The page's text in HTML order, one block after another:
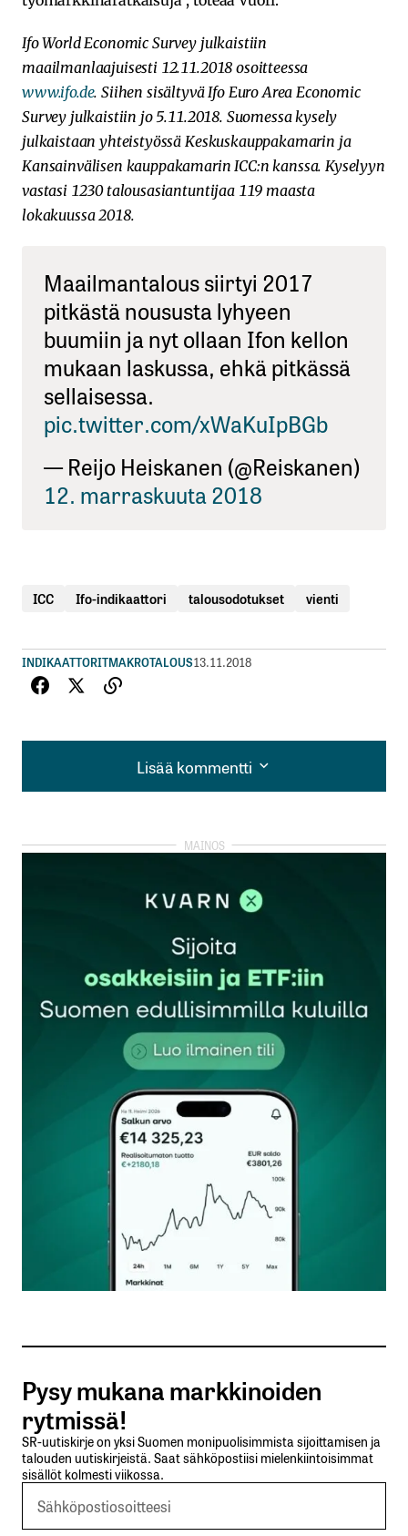
Ifo World Economic Survey julkaistiin
maailmanlaajuisesti 12.11.2018 osoitteessa
www.ifo.de. Siihen sisältyvä Ifo Euro Area Economic
Survey julkaistiin jo 5.11.2018. Suomessa kysely
julkaistaan yhteistyössä Keskuskauppakamarin ja
Kansainvälisen kauppakamarin ICC:n kanssa. Kyselyyn
vastasi 1230 talousasiantuntijaa 119 maasta
lokakuussa 2018.
Maailmantalous siirtyi 2017
pitkästä noususta lyhyeen
buumiin ja nyt ollaan Ifon kellon
mukaan laskussa, ehkä pitkässä
sellaisessa.
pic.twitter.com/xWaKuIpBGb
— Reijo Heiskanen (@Reiskanen)
12. marraskuuta 2018
ICC Ifo-indikaattori talousodotukset vienti
INDIKAATTORITMAKROTALOUS13.11.2018
Lisää kommentti
Lisää kommentti
kirjautua
rekisteröityä
Sähköpostiosoitettasi ei julkaista.Pakolliset
kentät on merkitty*
Kommentti*
Nimesi tai nimimerkkisi
Sähköpostiosoitteesi
Tilaa SalkunRakentajan uutiskirje
Lähetä kommentti
Pysy mukana markkinoiden
rytmissä!
SR-uutiskirje on yksi Suomen monipuolisimmista sijoittamisen ja
talouden uutiskirjeistä. Saat sähköpostiisi mielenkiintoisimmat
sisällöt kolmesti viikossa.